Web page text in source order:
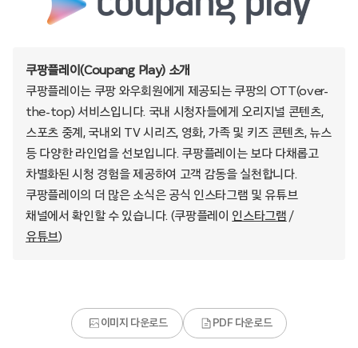
쿠팡플레이(Coupang Play) 소개
쿠팡플레이는 쿠팡 와우회원에게 제공되는 쿠팡의 OTT(over-
the-top) 서비스입니다. 국내 시청자들에게 오리지널 콘텐츠,
스포츠 중계, 국내외 TV 시리즈, 영화, 가족 및 키즈 콘텐츠, 뉴스
등 다양한 라인업을 선보입니다. 쿠팡플레이는 보다 다채롭고
차별화된 시청 경험을 제공하여 고객 감동을 실천합니다.
쿠팡플레이의 더 많은 소식은 공식 인스타그램 및 유튜브
채널에서 확인할 수 있습니다. (쿠팡플레이 인스타그램 /
유튜브)
이미지 다운로드 PDF 다운로드